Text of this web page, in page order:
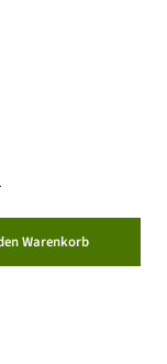
Warenkorb